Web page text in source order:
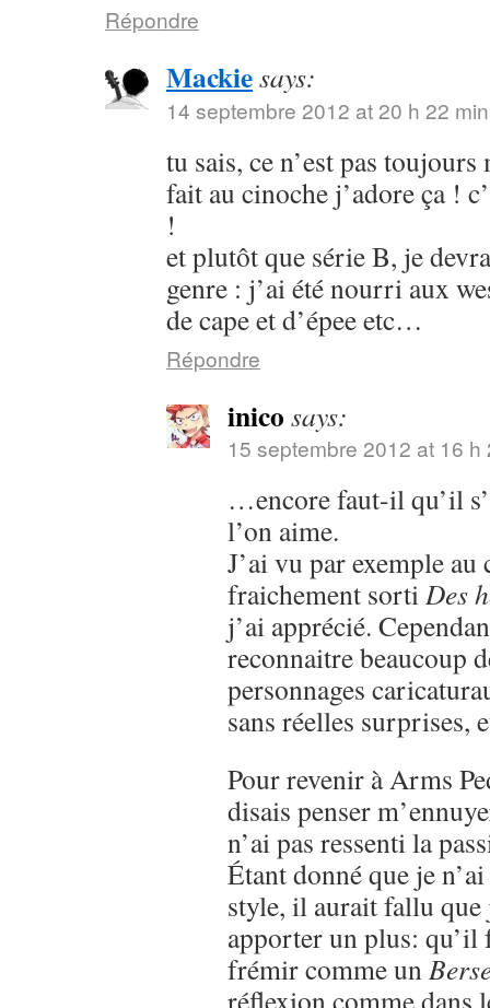
Répondre
Mackiesays:
14 septembre 2012 at 20 h 22 min
tu sais, ce n’est pas
fait au cinoche j’adore ça !
!
et plutôt que série B, je
genre : j’ai été nourri aux
de cape et d’épee etc…
Répondre
inico says:
15 septembre 2012 at 16 h
…encore faut-il qu’il
l’on aime.
J’ai vu par exemple au
fraichement sortiDes
j’ai apprécié.
reconnaitre beaucoup
personnages
sans réelles surprises,
Pour revenir à Arms
disais penser
n’ai pas ressenti la
Étant donné que je
style, il aurait fallu que
apporter un plus: qu’il
frémir comme un
réflexion comme dans